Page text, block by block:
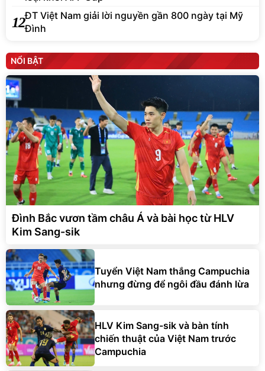
12ĐT Việt Nam giải lời nguyền gần 800 ngày tại Mỹ
Đình
NỔI BẬT
Đình Bắc vươn tầm châu Á và bài học từ HLV
Kim Sang-sik
Tuyển Việt Nam thắng Campuchia
nhưng đừng để ngôi đầu đánh lừa
HLV Kim Sang-sik và bàn tính
chiến thuật của Việt Nam trước
Campuchia